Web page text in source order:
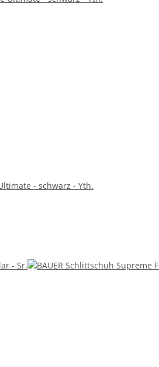
- schwarz - Yth.